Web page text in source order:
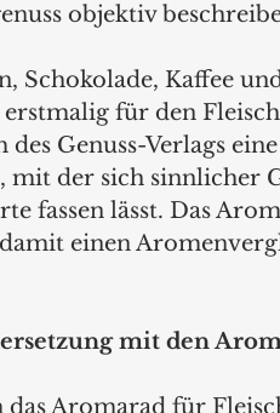
objektiv
Schokolade, Kaffee
für den
Genuss-Verlags
der sich sinnlicher
fassen lässt. Das
einen
mit den